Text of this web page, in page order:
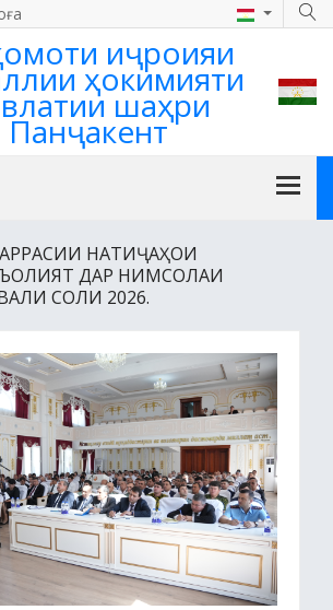
иҷроияи
ҳокимияти
шаҳри
Панҷакент
НАТИҶАҲОИ
ДАР НИМСОЛАИ
СОЛИ 2026.